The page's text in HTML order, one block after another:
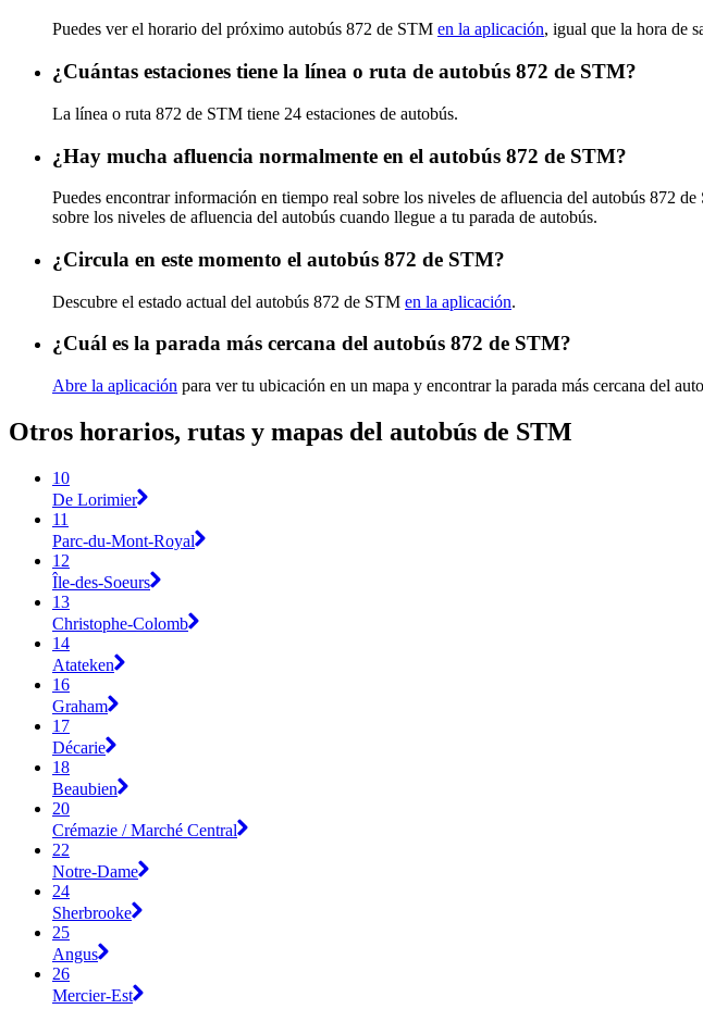
Puedes ver el horario del próximo autobús 872 de STM en la aplicación, igual que la hora de
¿Cuántas estaciones tiene la línea o ruta de autobús 872 de STM?
La línea o ruta 872 de STM tiene 24 estaciones de autobús.
¿Hay mucha afluencia normalmente en el autobús 872 de STM?
Puedes encontrar información en tiempo real sobre los niveles de afluencia del autobús 872
sobre los niveles de afluencia del autobús cuando llegue a tu parada de autobús.
¿Circula en este momento el autobús 872 de STM?
Descubre el estado actual del autobús 872 de STM en la aplicación.
¿Cuál es la parada más cercana del autobús 872 de STM?
Abre la aplicación para ver tu ubicación en un mapa y encontrar la parada más cercana del
Otros horarios, rutas y mapas del autobús de STM
10
De Lorimier
11
Parc-du-Mont-Royal
12
Île-des-Soeurs
13
Christophe-Colomb
14
Atateken
16
Graham
17
Décarie
18
Beaubien
20
Crémazie / Marché Central
22
Notre-Dame
24
Sherbrooke
25
Angus
26
Mercier-Est